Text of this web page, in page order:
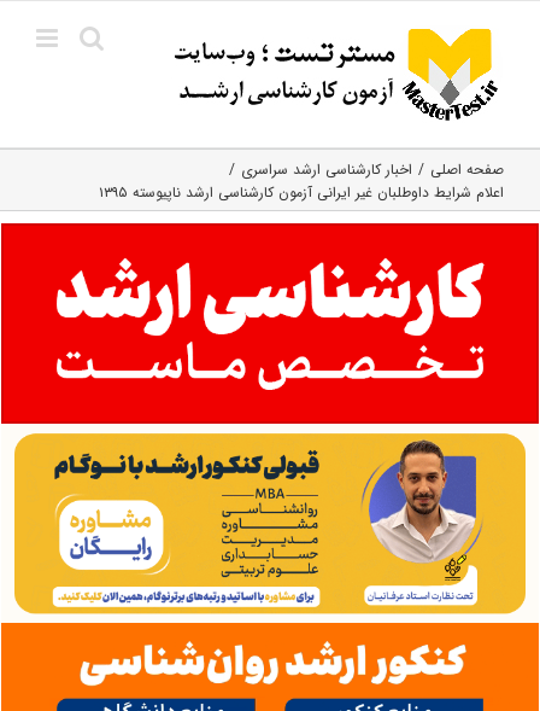
content
صفحه اصلی
اخبار کارشناسی ارشد سراسری
اعلام شرایط داوطلبان غیر ایرانی آزمون کارشناسی ارشد ناپیوسته ۱۳۹۵